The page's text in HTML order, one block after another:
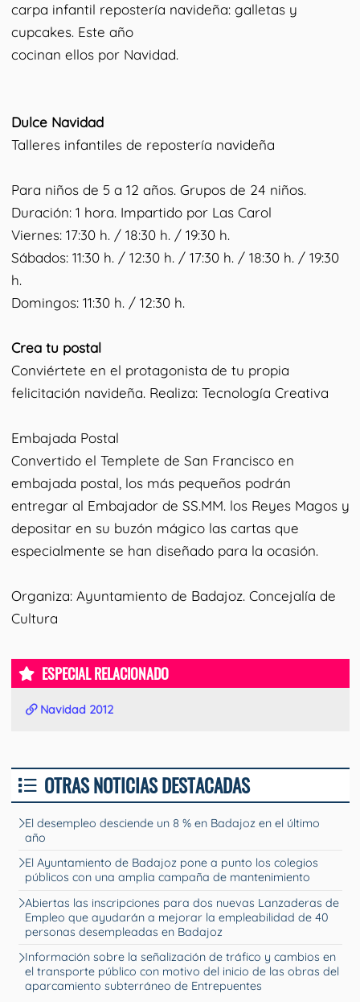
carpa infantil repostería navideña: galletas y
cupcakes. Este año
cocinan ellos por Navidad.
Dulce Navidad
Talleres infantiles de repostería navideña
Para niños de 5 a 12 años. Grupos de 24 niños.
Duración: 1 hora. Impartido por Las Carol
Viernes: 17:30 h. / 18:30 h. / 19:30 h.
Sábados: 11:30 h. / 12:30 h. / 17:30 h. / 18:30 h. / 19:30
h.
Domingos: 11:30 h. / 12:30 h.
Crea tu postal
Conviértete en el protagonista de tu propia
felicitación navideña. Realiza: Tecnología Creativa
Embajada Postal
Convertido el Templete de San Francisco en
embajada postal, los más pequeños podrán
entregar al Embajador de SS.MM. los Reyes Magos y
depositar en su buzón mágico las cartas que
especialmente se han diseñado para la ocasión.
Organiza: Ayuntamiento de Badajoz. Concejalía de
Cultura
ESPECIAL RELACIONADO
Navidad 2012
OTRAS NOTICIAS DESTACADAS
El desempleo desciende un 8 % en Badajoz en el último
año
El Ayuntamiento de Badajoz pone a punto los colegios
públicos con una amplia campaña de mantenimiento
Abiertas las inscripciones para dos nuevas Lanzaderas de
Empleo que ayudarán a mejorar la empleabilidad de 40
personas desempleadas en Badajoz
Información sobre la señalización de tráfico y cambios en
el transporte público con motivo del inicio de las obras del
aparcamiento subterráneo de Entrepuentes